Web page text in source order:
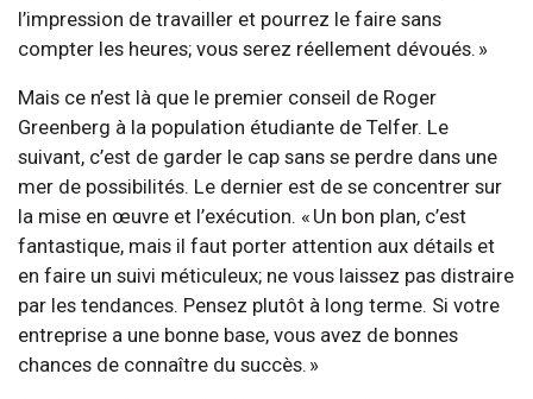
l’impression de travailler et pourrez le faire sans
compter les heures; vous serez réellement dévoués. »
Mais ce n’est là que le premier conseil de Roger
Greenberg à la population étudiante de Telfer. Le
suivant, c’est de garder le cap sans se perdre dans une
mer de possibilités. Le dernier est de se concentrer sur
la mise en œuvre et l’exécution. « Un bon plan, c’est
fantastique, mais il faut porter attention aux détails et
en faire un suivi méticuleux; ne vous laissez pas distraire
par les tendances. Pensez plutôt à long terme. Si votre
entreprise a une bonne base, vous avez de bonnes
chances de connaître du succès. »